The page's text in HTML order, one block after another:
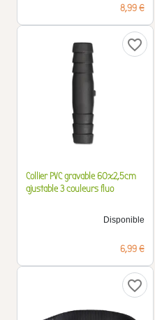
Prix
8,99 €
favorite_border
Collier PVC gravable 60x2,5cm
ajustable 3 couleurs fluo
Disponible
Prix
6,99 €
favorite_border